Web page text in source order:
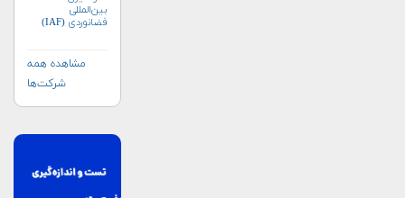
بین‌المللی
فضانوردی (IAF)
مشاهده همه
شرکت‌ها